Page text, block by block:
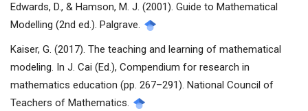
Edwards, D., & Hamson, M. J. (2001). Guide to Mathematical
Modelling (2nd ed.). Palgrave.
Kaiser, G. (2017). The teaching and learning of mathematical
modeling. In J. Cai (Ed.), Compendium for research in
mathematics education (pp. 267–291). National Council of
Teachers of Mathematics.